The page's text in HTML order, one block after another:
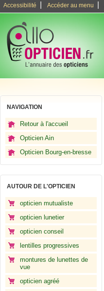
Accessibilité Accéder au menu
NAVIGATION
Retour à l'accueil
Opticien Ain
Opticien Bourg-en-bresse
AUTOUR DE L'OPTICIEN
opticien mutualiste
opticien lunetier
opticien conseil
lentilles progressives
montures de lunettes de
vue
opticien agréé